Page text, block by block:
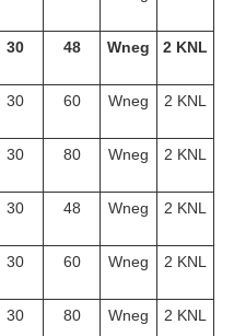
30 48 Wneg 2 KNL
30 60 Wneg 2 KNL
30 80 Wneg 2 KNL
30 48 Wneg 2 KNL
30 60 Wneg 2 KNL
30 80 Wneg 2 KNL